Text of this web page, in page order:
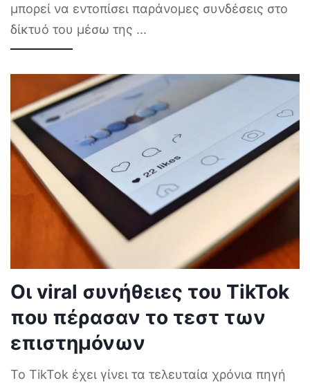
μπορεί να εντοπίσει παράνομες συνδέσεις στο
δίκτυό του μέσω της ...
Οι viral συνήθειες του TikTok
που πέρασαν το τεστ των
επιστημόνων
Το TikTok έχει γίνει τα τελευταία χρόνια πηγή